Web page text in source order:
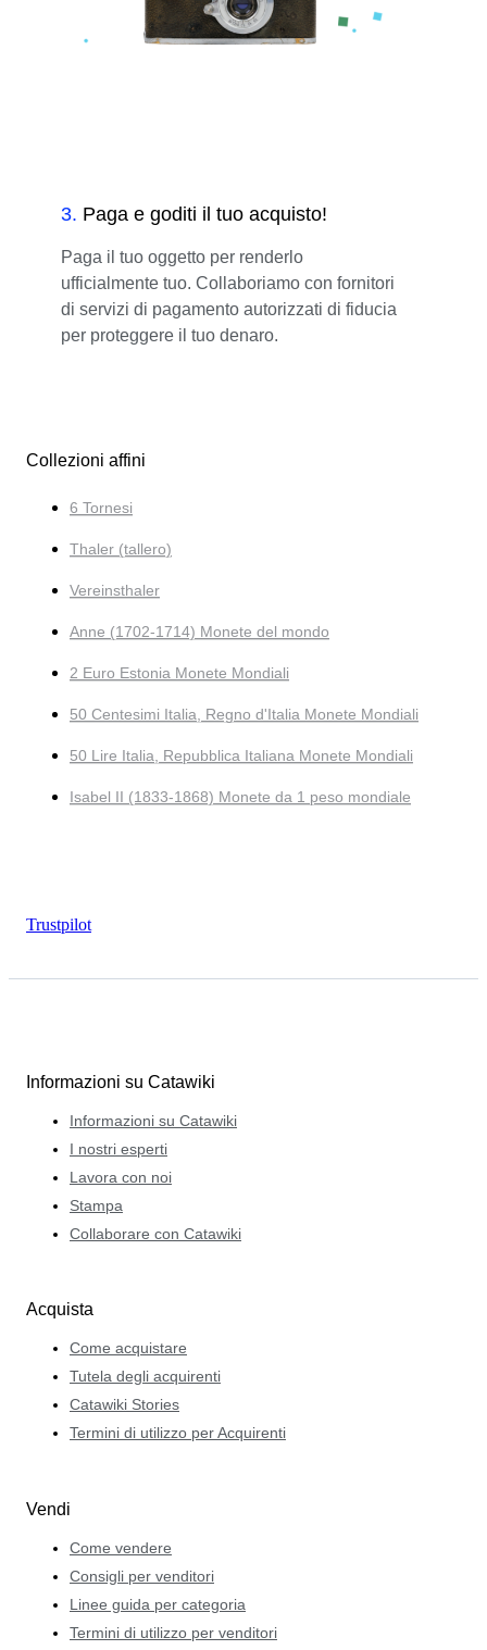
3. Paga e goditi il tuo acquisto!
Paga il tuo oggetto per renderlo
ufficialmente tuo. Collaboriamo con fornitori
di servizi di pagamento autorizzati di fiducia
per proteggere il tuo denaro.
Collezioni affini
6 Tornesi
Thaler (tallero)
Vereinsthaler
Anne (1702-1714) Monete del mondo
2 Euro Estonia Monete Mondiali
50 Centesimi Italia, Regno d'Italia Monete Mondiali
50 Lire Italia, Repubblica Italiana Monete Mondiali
Isabel II (1833-1868) Monete da 1 peso mondiale
Trustpilot
Informazioni su Catawiki
Informazioni su Catawiki
I nostri esperti
Lavora con noi
Stampa
Collaborare con Catawiki
Acquista
Come acquistare
Tutela degli acquirenti
Catawiki Stories
Termini di utilizzo per Acquirenti
Vendi
Come vendere
Consigli per venditori
Linee guida per categoria
Termini di utilizzo per venditori